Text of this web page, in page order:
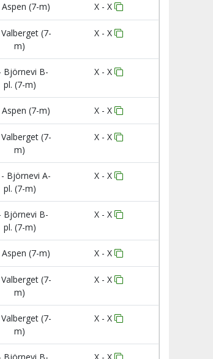
(7-m) X - X
(7-
m)
X - X
Björnevi B-
pl. (7-m)
X - X
(7-m) X - X
(7-
m)
X - X
Björnevi A-
pl. (7-m)
X - X
Björnevi B-
pl. (7-m)
X - X
(7-m) X - X
(7-
m)
X - X
(7-
m)
X - X